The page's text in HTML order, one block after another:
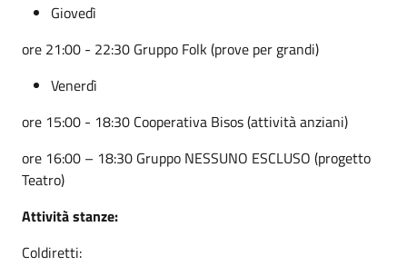
Giovedì
ore 21:00 - 22:30 Gruppo Folk (prove per grandi)
Venerdì
ore 15:00 - 18:30 Cooperativa Bisos (attività anziani)
ore 16:00 – 18:30 Gruppo NESSUNO ESCLUSO (progetto
Teatro)
Attività stanze:
Coldiretti: